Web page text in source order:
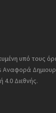
υπό τους
Αναφορά
4.0 Διεθνής.